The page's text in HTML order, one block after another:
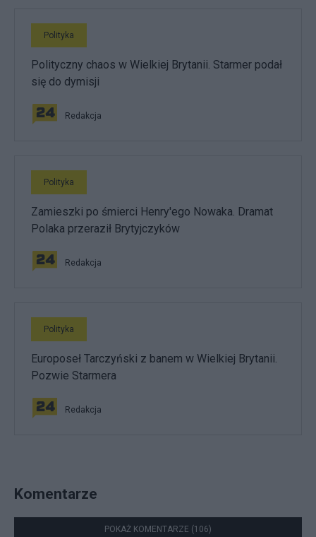
Polityka
Polityczny chaos w Wielkiej Brytanii. Starmer podał
się do dymisji
Redakcja
Polityka
Zamieszki po śmierci Henry'ego Nowaka. Dramat
Polaka przeraził Brytyjczyków
Redakcja
Polityka
Europoseł Tarczyński z banem w Wielkiej Brytanii.
Pozwie Starmera
Redakcja
Komentarze
POKAŻ KOMENTARZE (106)